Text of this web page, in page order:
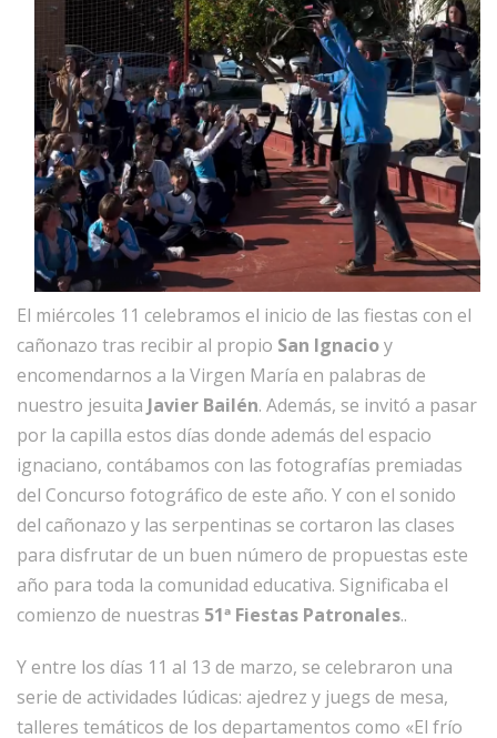
El miércoles 11 celebramos el inicio de las fiestas con el
cañonazo tras recibir al propio San Ignacioy
encomendarnos a la Virgen María en palabras de
nuestro jesuita Javier Bailén. Además, se invitó a pasar
por la capilla estos días donde además del espacio
ignaciano, contábamos con las fotografías premiadas
del Concurso fotográfico de este año. Y con el sonido
del cañonazo y las serpentinas se cortaron las clases
para disfrutar de un buen número de propuestas este
año para toda la comunidad educativa. Significaba el
comienzo de nuestras 51ª Fiestas Patronales..
Y entre los días 11 al 13 de marzo, se celebraron una
serie de actividades lúdicas: ajedrez y juegs de mesa,
talleres temáticos de los departamentos como «El frío